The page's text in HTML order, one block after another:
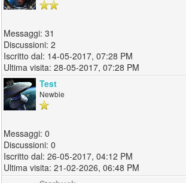
31
2
14-05-2017, 07:28 PM
28-05-2017, 07:28 PM
Test
Newbie
0
0
26-05-2017, 04:12 PM
21-02-2026, 06:48 PM